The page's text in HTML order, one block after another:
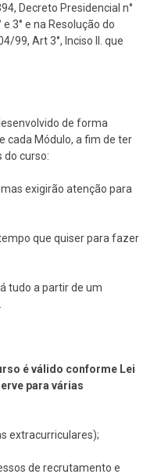
Decreto Presidencial n°
3° e na Resolução do
99, Art 3°, Inciso II. que
de forma
cada Módulo, a fim de ter
do curso:
exigirão atenção para
que quiser para fazer
tudo a partir de um
é válido conforme Lei
para várias
extracurriculares);
de recrutamento e